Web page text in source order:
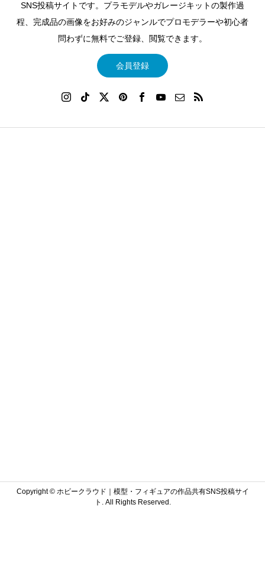
SNS投稿サイトです。プラモデルやガレージキットの製作過
程、完成品の画像をお好みのジャンルでプロモデラーや初心者
問わずに無料でご登録、閲覧できます。
会員登録
Copyright ©ホビークラウド｜模型・フィギュアの作品共有SNS投稿サイ
ト. All Rights Reserved.